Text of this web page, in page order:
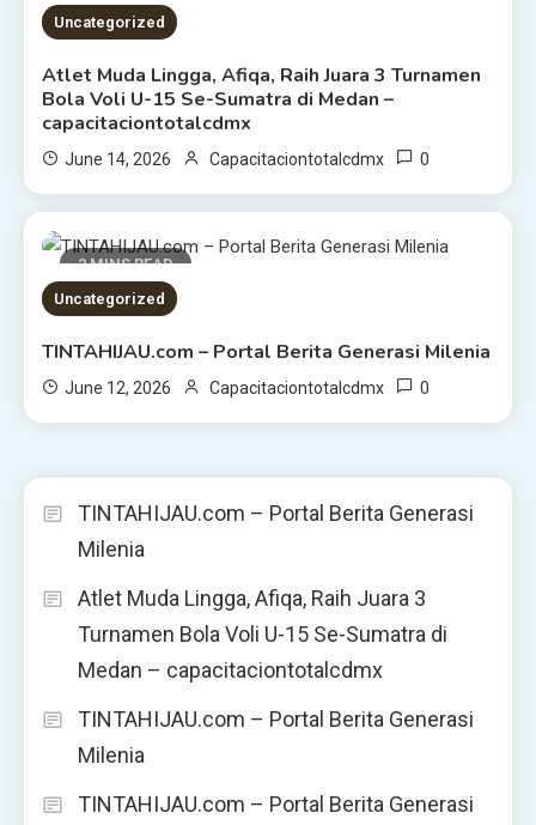
Uncategorized
Atlet Muda Lingga, Afiqa, Raih Juara 3 Turnamen
Bola Voli U-15 Se-Sumatra di Medan –
capacitaciontotalcdmx
June 14, 2026 Capacitaciontotalcdmx 0
2 MINS READ
Uncategorized
TINTAHIJAU.com – Portal Berita Generasi Milenia
June 12, 2026 Capacitaciontotalcdmx 0
TINTAHIJAU.com – Portal Berita Generasi
Milenia
Atlet Muda Lingga, Afiqa, Raih Juara 3
Turnamen Bola Voli U-15 Se-Sumatra di
Medan – capacitaciontotalcdmx
TINTAHIJAU.com – Portal Berita Generasi
Milenia
TINTAHIJAU.com – Portal Berita Generasi